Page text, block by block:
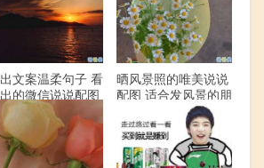
文案温柔句子 看
的微信说说配图
晒风景照的唯美说说
配图 适合发风景的朋